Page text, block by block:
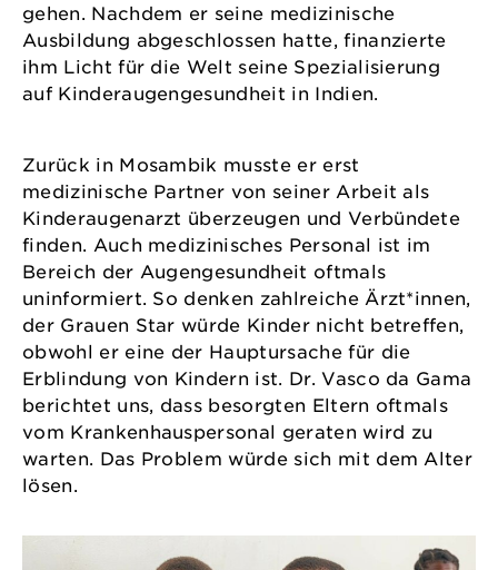
gehen. Nachdem er seine medizinische
Ausbildung abgeschlossen hatte, finanzierte
ihm Licht für die Welt seine Spezialisierung
auf Kinderaugengesundheit in Indien.
Zurück in Mosambik musste er erst
medizinische Partner von seiner Arbeit als
Kinderaugenarzt überzeugen und Verbündete
finden. Auch medizinisches Personal ist im
Bereich der Augengesundheit oftmals
uninformiert. So denken zahlreiche Ärzt*innen,
der Grauen Star würde Kinder nicht betreffen,
obwohl er eine der Hauptursache für die
Erblindung von Kindern ist. Dr. Vasco da Gama
berichtet uns, dass besorgten Eltern oftmals
vom Krankenhauspersonal geraten wird zu
warten. Das Problem würde sich mit dem Alter
lösen.